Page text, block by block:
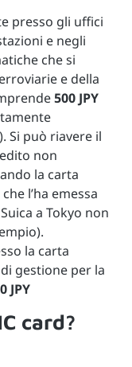
presso gli uffici
e negli
che si
e della
500 JPY
). Si può riavere il
non
la carta
l’ha emessa
a Tokyo non
la carta
gestione per la
JPY
card?